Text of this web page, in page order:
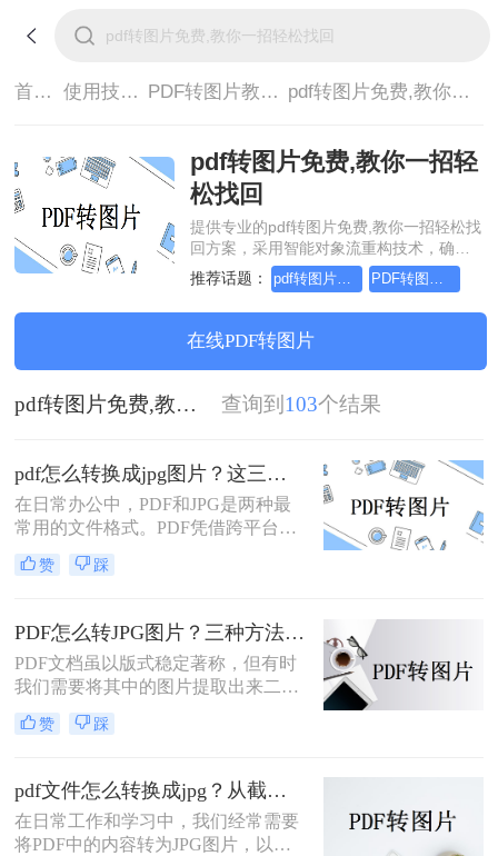
首页> 使用技巧> PDF转图片教程> pdf转图片免费,教你一招轻松找回
pdf转图片免费,教你一招轻
松找回
提供专业的pdf转图片免费,教你一招轻松找
回方案，采用智能对象流重构技术，确保
文档1:1高保真还原且排版不乱码。支持一
键批量处理，全链路 SSL 加密保障隐私安
全。助您快速实现pdf转图片免费,教你一招
轻松找回，无需安装，高效办公。
推荐话题： pdf转图片怎么转，这个方法简单又方便
在线PDF转图片
pdf转图片免费,教你一招轻松找回 查询到 103个结果
pdf怎么转换成jpg图片？这三种方法简单又实用！
在日常办公中，PDF和JPG是两种最
常用的文件格式。PDF凭借跨平台兼
容性和文档保护特性，广泛用于合
同、报告、扫描件的存储与传输；而
合网页展示、社交媒体发布和图像编
辑。那么，PDF怎么转换成JPG图片
呢？本文将先给出三种方案的直观对
比，再逐一拆解操作步骤，您可根据
使用频率、文件数量和隐私需求快速
选择最合适的方法。
赞 踩
PDF怎么转JPG图片？三种方法对比，一看就懂！
PDF文档虽以版式稳定著称，但有时
我们需要将其中的图片提取出来二次
编辑，或转成图片格式用于网页、
PPT等场景。那么，PDF怎么转JPG图
结论，再逐一拆解操作步骤，您可根
据转换频率、图片质量要求和隐私需
求快速选择。
赞 踩
pdf文件怎么转换成jpg？从截图到专业软件，一篇讲清楚！
在日常工作和学习中，我们经常需要
将PDF中的内容转为JPG图片，以便